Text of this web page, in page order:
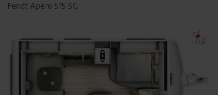
Fendt Apero 515 SG